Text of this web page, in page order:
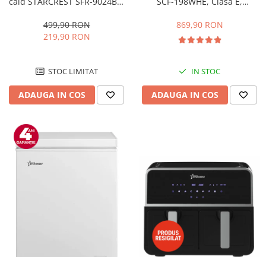
Termostat 80 - 200 °C, 12
programe, Negru
499,90 RON
219,90 RON
STOC LIMITAT
ADAUGA IN COS
convertibil - functie frigider,
Termostat reglabil, Alb
869,90 RON
IN STOC
ADAUGA IN COS